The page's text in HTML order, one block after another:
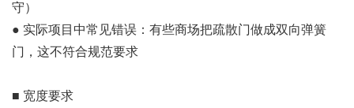
守）
● 实际项目中常见错误：有些商场把疏散门做成双向弹簧
门，这不符合规范要求
■ 宽度要求